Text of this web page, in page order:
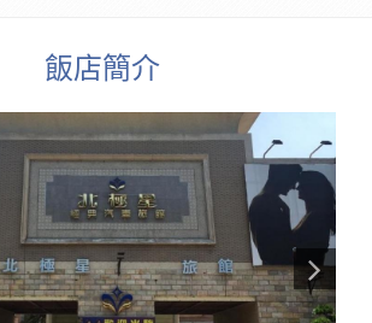
飯店簡介